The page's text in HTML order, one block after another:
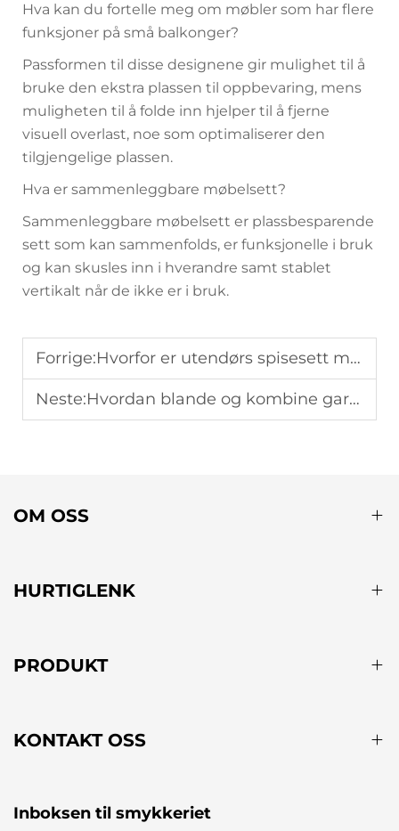
Hva kan du fortelle meg om møbler som har flere
funksjoner på små balkonger?
Passformen til disse designene gir mulighet til å
bruke den ekstra plassen til oppbevaring, mens
muligheten til å folde inn hjelper til å fjerne
visuell overlast, noe som optimaliserer den
tilgjengelige plassen.
Hva er sammenleggbare møbelsett?
Sammenleggbare møbelsett er plassbesparende
sett som kan sammenfolds, er funksjonelle i bruk
og kan skusles inn i hverandre samt stablet
vertikalt når de ikke er i bruk.
Forrige:Hvorfor er utendørs spisesett med plass til åtte populære for store familier?
Neste:Hvordan blande og kombine garden møbler for et samstemt utendørs uttrykk?
OM OSS
HURTIGLENK
PRODUKT
KONTAKT OSS
Inboksen til smykkeriet